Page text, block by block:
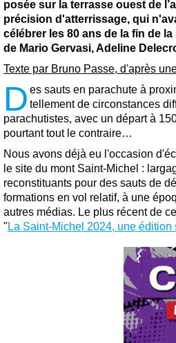
posée sur la terrasse ouest de
précision d'atterrissage, qui
célébrer les 80 ans de la fin de
de Mario Gervasi, Adeline
Texte par Bruno Passe, d'après
D es sauts en parachute à
tellement de circonstances
parachutistes, avec un départ à
pourtant tout le contraire…
Nous avons déjà eu l'occasion
le site du mont Saint-Michel :
reconstituants pour des sauts de
formations en vol relatif, à une
autres médias. Le plus récent de
" La Saint-Michel 2024, une